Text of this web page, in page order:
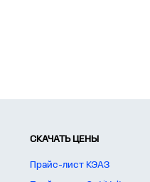
СКАЧАТЬ ЦЕНЫ
Прайс-лист КЭАЗ